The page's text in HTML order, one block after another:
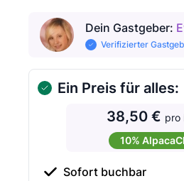
Dein Gastgeber:
Verifizierter
Ein Preis für alles:
38,50 € pro
10%
Sofort buchbar